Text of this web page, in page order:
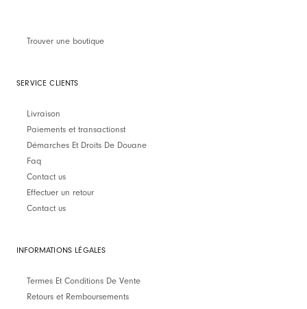
Trouver une boutique
SERVICE CLIENTS
Livraison
Paiements et transactionst
Démarches Et Droits De Douane
Faq
Contact us
Effectuer un retour
Contact us
INFORMATIONS LÉGALES
Termes Et Conditions De Vente
Retours et Remboursements